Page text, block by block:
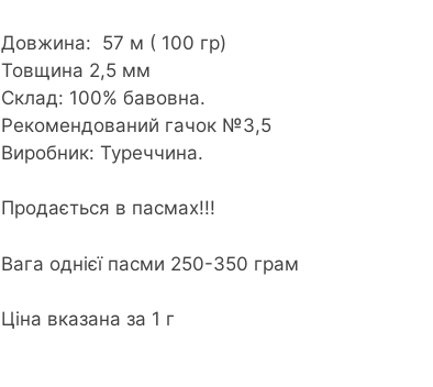
Довжина: 57 м ( 100 гр)
Товщина 2,5 мм
Склад: 100% бавовна.
Рекомендований гачок №3,5
Виробник: Туреччина.
Продається в пасмах!!!
Вага однієї пасми 250-350 грам
Ціна вказана за 1 г